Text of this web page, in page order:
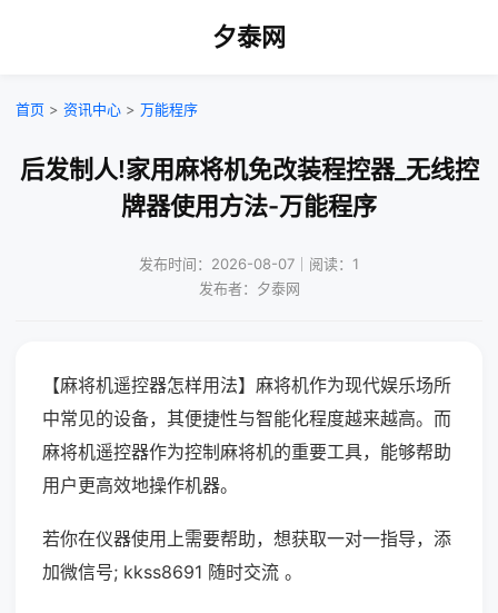
夕泰网
首页 > 资讯中心 > 万能程序
后发制人!家用麻将机免改装程控器_无线控
牌器使用方法-万能程序
发布时间：2026-08-07｜阅读：1
发布者：夕泰网
【麻将机遥控器怎样用法】麻将机作为现代娱乐场所
中常见的设备，其便捷性与智能化程度越来越高。而
麻将机遥控器作为控制麻将机的重要工具，能够帮助
用户更高效地操作机器。
若你在仪器使用上需要帮助，想获取一对一指导，添
加微信号; kkss8691 随时交流 。